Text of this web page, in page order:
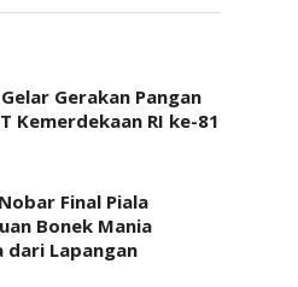
Gerakan Pangan
Kemerdekaan RI ke-81
Final Piala
Bonek Mania
dari Lapangan